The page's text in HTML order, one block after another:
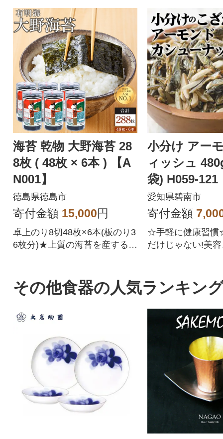
海苔 乾物 大野海苔 28
8枚 ( 48枚 × 6本 ) 【A
N001】
徳島県徳島市
寄付金額 15,000円
卓上のり8切48枚×6本(板のり3
6枚分)★上質の海苔を産するこ
厳選いたしました。
小分け アー
ィッシュ 480g(16g×30
袋) H059-121
愛知県碧南市
寄付金額
☆手軽に健康習慣
だけじゃない!美
その他食器の人気ランキン